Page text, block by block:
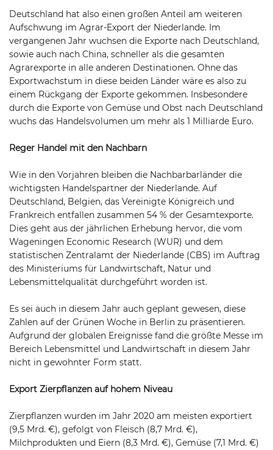
Deutschland hat also einen großen Anteil am weiteren
Aufschwung im Agrar-Export der Niederlande. Im
vergangenen Jahr wuchsen die Exporte nach Deutschland,
sowie auch nach China, schneller als die gesamten
Agrarexporte in alle anderen Destinationen. Ohne das
Exportwachstum in diese beiden Länder wäre es also zu
einem Rückgang der Exporte gekommen. Insbesondere
durch die Exporte von Gemüse und Obst nach Deutschland
wuchs das Handelsvolumen um mehr als 1 Milliarde Euro.
Reger Handel mit den Nachbarn
Wie in den Vorjahren bleiben die Nachbarbarländer die
wichtigsten Handelspartner der Niederlande. Auf
Deutschland, Belgien, das Vereinigte Königreich und
Frankreich entfallen zusammen 54 % der Gesamtexporte.
Dies geht aus der jährlichen Erhebung hervor, die vom
Wageningen Economic Research (WUR) und dem
statistischen Zentralamt der Niederlande (CBS) im Auftrag
des Ministeriums für Landwirtschaft, Natur und
Lebensmittelqualität durchgeführt worden ist.
Es sei auch in diesem Jahr auch geplant gewesen, diese
Zahlen auf der Grünen Woche in Berlin zu präsentieren.
Aufgrund der globalen Ereignisse fand die größte Messe im
Bereich Lebensmittel und Landwirtschaft in diesem Jahr
nicht in gewohnter Form statt.
Export Zierpflanzen auf hohem Niveau
Zierpflanzen wurden im Jahr 2020 am meisten exportiert
(9,5 Mrd. €), gefolgt von Fleisch (8,7 Mrd. €),
Milchprodukten und Eiern (8,3 Mrd. €), Gemüse (7,1 Mrd. €)